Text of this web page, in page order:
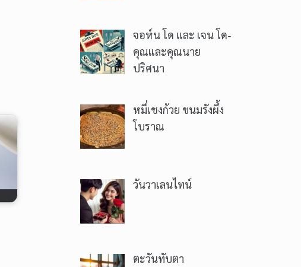
จอห์น โด และ เจน โด-
คุณและคุณนาย
ปริศนา
หมี่เชงก้วย ขนมรังผึ้ง
โบราณ
วันวาเลนไทน์
ตะวันทับตา